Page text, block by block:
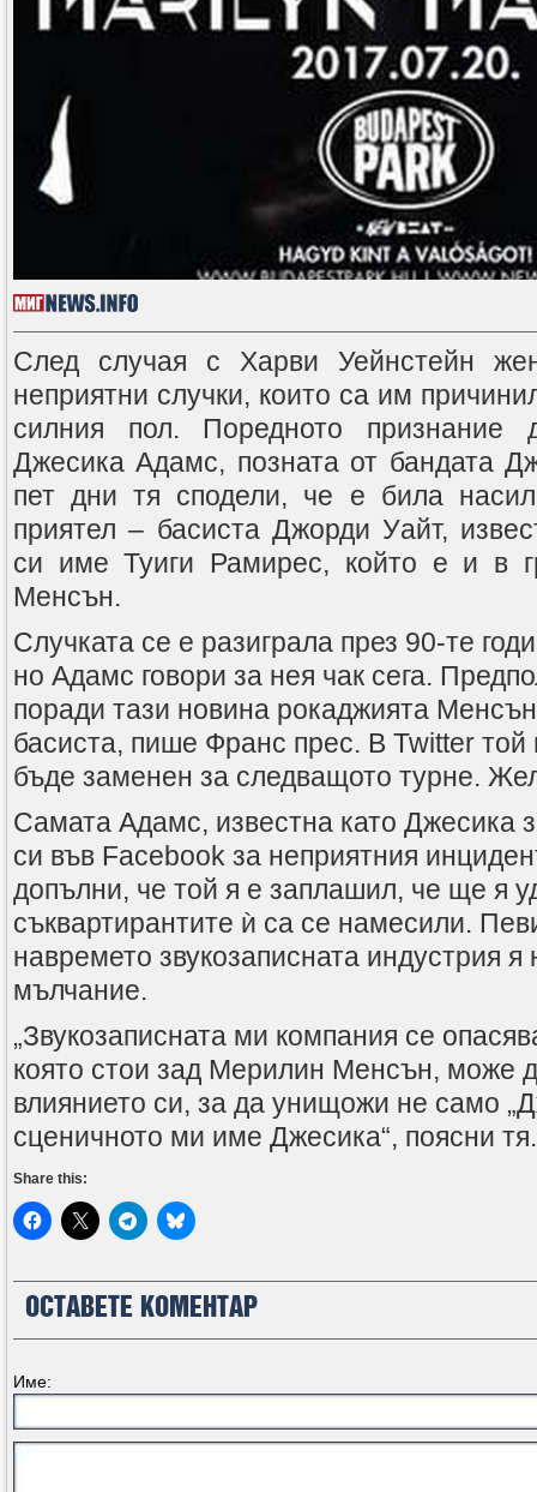
След случая с Харви Уейнстейн
неприятни случки, които са им
силния пол. Поредното признание
Джесика Адамс, позната от бандата
пет дни тя сподели, че е била
приятел – басиста Джорди Уайт,
си име Туиги Рамирес, който е и в
Менсън.
Случката се е разиграла през 90-те
но Адамс говори за нея чак сега.
поради тази новина рокаджията
басиста, пише Франс прес. В Twitter той
бъде заменен за следващото турне.
Самата Адамс, известна като Джесика
си във Facebook за неприятния
допълни, че той я е заплашил, че ще я
съквартирантите ѝ са се намесили.
навремето звукозаписната индустрия
мълчание.
„Звукозаписната ми компания се
която стои зад Мерилин Менсън, може
влиянието си, за да унищожи не само
сценичното ми име Джесика“, поясни тя.
Share this:
ОСТАВЕТЕ КОМЕНТАР
Име: